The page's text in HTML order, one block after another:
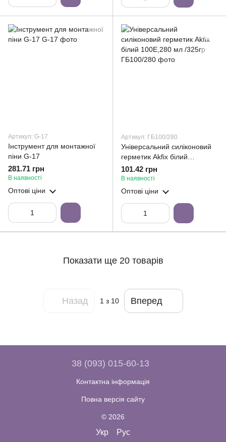
Артикул: G-17
Інструмент для монтажної
піни G-17
281.71 грн
В наявності
Оптові ціни
Артикул: ГБ100/280
Універсальний силіконовий
герметик Akfix білий
100E,280 мл /325гр
101.42 грн
В наявності
Оптові ціни
Показати ще 20 товарів
Назад 1 з 10 Вперед
38 (093) 015-60-13
Контактна інформація
Повна версія сайту
© 2026
Укр Рус